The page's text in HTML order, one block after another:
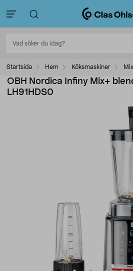
Startsida Hem Köksmaskiner
OBH Nordica Infiny Mix+
LH91HDS0